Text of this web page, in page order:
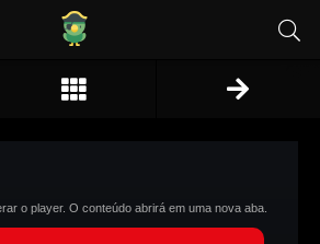
o player. O conteúdo abrirá em uma nova aba.